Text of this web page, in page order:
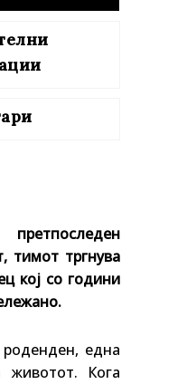
тимот тргнува
кој со години
една
Кога